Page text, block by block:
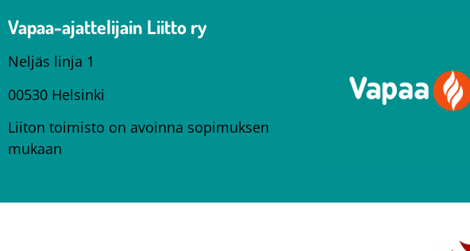
Vapaa-ajattelijain Liitto ry
Neljäs linja 1
00530 Helsinki
Liiton toimisto on avoinna sopimuksen
mukaan